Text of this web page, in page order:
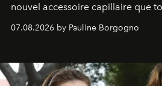
nouvel accessoire capillaire que
07.08.2026 by Pauline Borgogno